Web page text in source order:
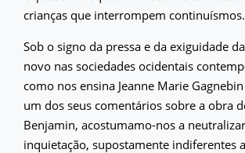
crianças que interrompem continuísmos.
Sob o signo da pressa e da exiguidade
novo nas sociedades ocidentais
como nos ensina Jeanne Marie
um dos seus comentários sobre a obra
Benjamin, acostumamo-nos a
inquietação, supostamente indiferentes